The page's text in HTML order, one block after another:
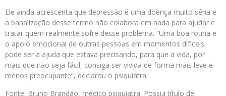
Ele ainda acrescenta que depressão é uma doença muito séria e
a banalização desse termo não colabora em nada para ajudar e
tratar quem realmente sofre desse problema. “Uma boa rotina e
o apoio emocional de outras pessoas em momentos difíceis
pode ser a ajuda que estava precisando, para que a vida, por
mais que não seja fácil, consiga ser vivida de forma mais leve e
menos preocupante”, declarou o psiquiatra.
Fonte: Bruno Brandão, médico psiquiatra. Possui título de